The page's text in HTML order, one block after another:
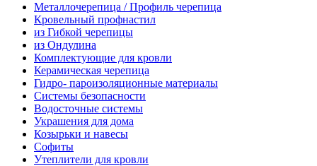
Металлочерепица / Профиль черепица
Кровельный профнастил
из Гибкой черепицы
из Ондулина
Комплектующие для кровли
Керамическая черепица
Гидро- пароизоляционные материалы
Системы безопасности
Водосточные системы
Украшения для дома
Козырьки и навесы
Софиты
Утеплители для кровли